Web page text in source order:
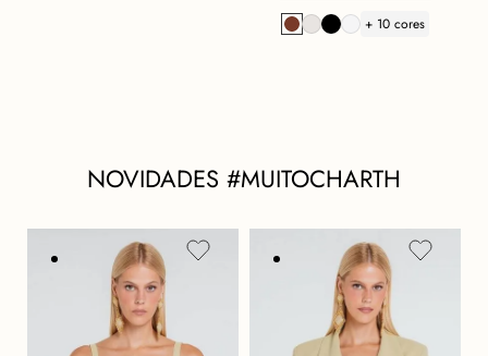
+ 10 cores
NOVIDADES #MUITOCHARTH